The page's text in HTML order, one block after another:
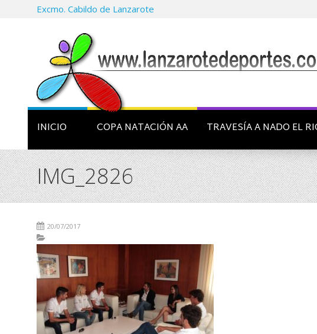
Excmo. Cabildo de Lanzarote
INICIO COPA NATACIÓN AA TRAVESÍA A NADO EL
IMG_2826
20/07/2017